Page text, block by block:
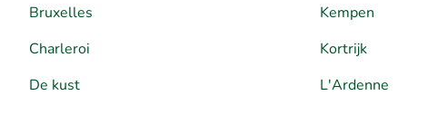
Bruxelles
Charleroi
De kust
Kempen
Kortrijk
L'Ardenne